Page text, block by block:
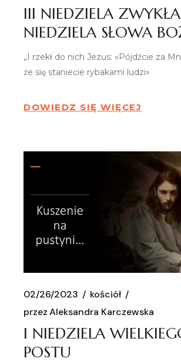
III NIEDZIELA
NIEDZIELA SŁOWA
„I rzekł do nich Jezus: «Pójdźcie za
że się staniecie rybakami ludzi»
DOWIEDZ SIĘ WIĘCEJ
02/26/2023
kościół
przez Aleksandra Karczewska
I NIEDZIELA
POSTU